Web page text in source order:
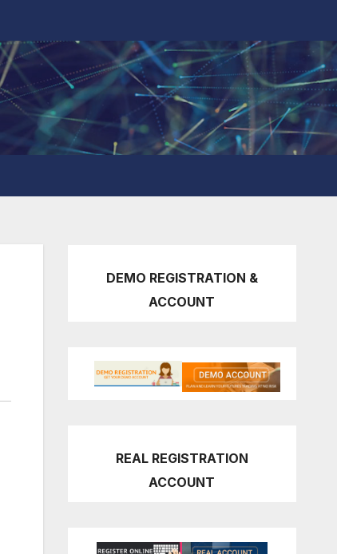
DEMO REGISTRATION &
ACCOUNT
REAL REGISTRATION
ACCOUNT